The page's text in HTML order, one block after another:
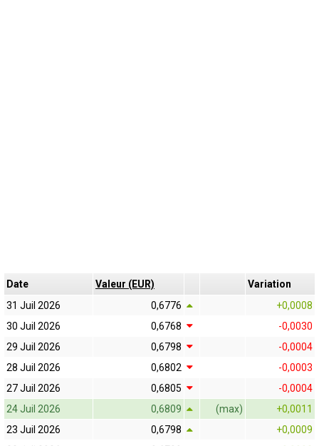
Date Valeur (EUR)
Variation
31 Juil 2026
0,6776
+0,0008
30 Juil 2026
0,6768
-0,0030
29 Juil 2026
0,6798
-0,0004
28 Juil 2026
0,6802
-0,0003
27 Juil 2026
0,6805
-0,0004
24 Juil 2026
0,6809 (max)
+0,0011
23 Juil 2026
0,6798
+0,0009